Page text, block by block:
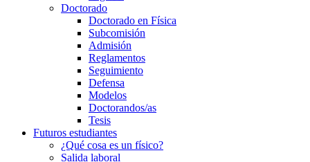
Doctorado
Doctorado en Física
Subcomisión
Admisión
Reglamentos
Seguimiento
Defensa
Modelos
Doctorandos/as
Tesis
Futuros estudiantes
¿Qué cosa es un físico?
Salida laboral